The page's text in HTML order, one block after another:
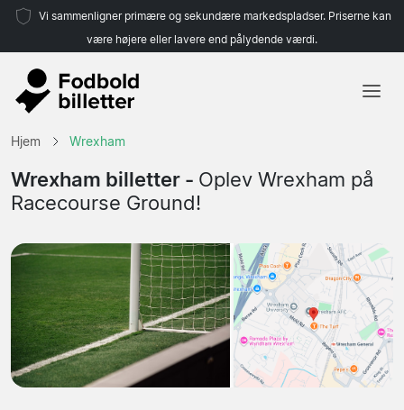
Vi sammenligner primære og sekundære markedspladser. Priserne kan
være højere eller lavere end pålydende værdi.
Hold
Ligaer
Hjem Wrexham
Wrexham billetter - Oplev Wrexham på
Racecourse Ground!